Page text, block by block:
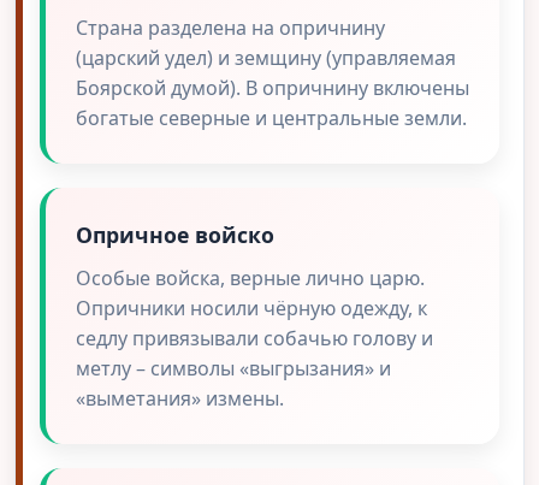
Страна разделена на опричнину
(царский удел) и земщину (управляемая
Боярской думой). В опричнину включены
богатые северные и центральные земли.
Опричное войско
Особые войска, верные лично царю.
Опричники носили чёрную одежду, к
седлу привязывали собачью голову и
метлу – символы «выгрызания» и
«выметания» измены.